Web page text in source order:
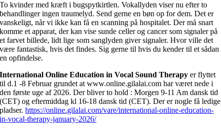
To kvinder med kræft i bugspytkirtlen. Vokallyden viser nu efter to
behandlinger ingen traumelyd. Send gerne en bøn op for dem. Det er
vanskeligt, når vi ikke kan få en scanning på hospitalet. Der må snart
komme et apparat, der kan vise sunde celler og cancer som signaler på
et farvet billede, lidt lige som sanglyden giver signaler. Hvor ville det
være fantastisk, hvis det findes. Sig gerne til hvis du kender til et sådan
en opfindelse.
International Online Education in Vocal Sound Therapy er flyttet
til d.1 -8 Februar grundet at www.online.gilalai.com har været nede i
den første uge af 2026. Der bliver to hold : Morgen 9-11 Am dansk tid
(CET) og eftermiddag kl 16-18 dansk tid (CET). Der er nogle få ledige
pladser.https://online.gilalai.com/vare/international-online-education-
in-vocal-therapy-january-2026/